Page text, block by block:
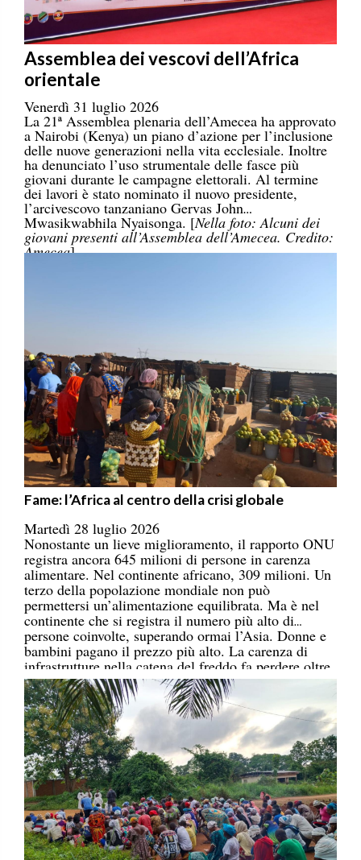
Assemblea dei vescovi dell’Africa
orientale
Venerdì 31 luglio 2026
La 21ª Assemblea plenaria dell’Amecea ha approvato
a Nairobi (Kenya) un piano d’azione per l’inclusione
delle nuove generazioni nella vita ecclesiale. Inoltre
ha denunciato l’uso strumentale delle fasce più
giovani durante le campagne elettorali. Al termine
dei lavori è stato nominato il nuovo presidente,
l’arcivescovo tanzaniano Gervas John
Mwasikwabhila Nyaisonga. [Nella foto: Alcuni dei
giovani presenti all’Assemblea dell’Amecea. Credito:
Amecea]
Fame: l’Africa al centro della crisi globale
Martedì 28 luglio 2026
Nonostante un lieve miglioramento, il rapporto ONU
registra ancora 645 milioni di persone in carenza
alimentare. Nel continente africano, 309 milioni. Un
terzo della popolazione mondiale non può
permettersi un’alimentazione equilibrata. Ma è nel
continente che si registra il numero più alto di
persone coinvolte, superando ormai l’Asia. Donne e
bambini pagano il prezzo più alto. La carenza di
infrastrutture nella catena del freddo fa perdere oltre
un terzo della produzione di frutta, verdura, pesce e
latticini.